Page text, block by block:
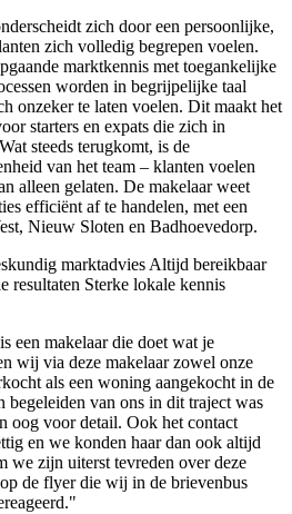
zich door een persoonlijke,
zich volledig begrepen voelen.
marktkennis met toegankelijke
worden in begrijpelijke taal
onzeker te laten voelen. Dit maakt het
starters en expats die zich in
steeds terugkomt, is de
van het team – klanten voelen
alleen gelaten. De makelaar weet
efficiënt af te handelen, met een
Nieuw Sloten en Badhoevedorp.
marktadviesAltijd bereikbaar
resultaten Sterke lokale kennis
een makelaar die doet wat je
wij via deze makelaar zowel onze
als een woning aangekocht in de
van ons in dit traject was
oog voor detail. Ook het contact
en we konden haar dan ook altijd
we zijn uiterst tevreden over deze
de flyer die wij in de brievenbus